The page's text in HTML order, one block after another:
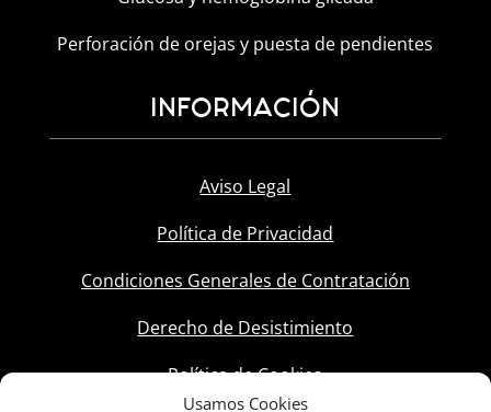
Usamos Cookies
Perforación de orejas y puesta de pendientes
INFORMACIÓN
Aviso Legal
Política de Privacidad
Condiciones Generales de Contratación
Derecho de Desistimiento
Política de Cookies